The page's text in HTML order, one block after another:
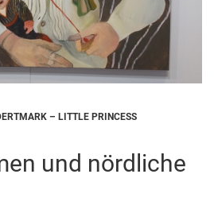
– LITTLE PRINCESS
und nördliche